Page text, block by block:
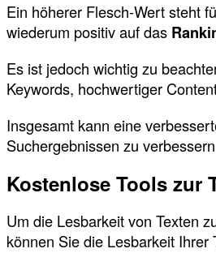
Ein höherer Flesch-Wert steht
wiederum positiv auf das
Es ist jedoch wichtig zu
Keywords, hochwertiger
Insgesamt kann eine
Suchergebnissen zu
Kostenlose Tools zur
Um die Lesbarkeit von Texten
können Sie die Lesbarkeit